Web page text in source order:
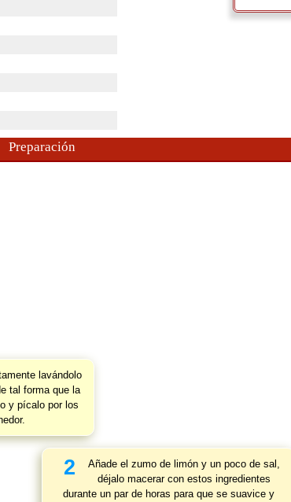
Preparación
lavándolo
tal forma que la
y pícalo por los
2
Añade el zumo de limón y un poco de sal,
déjalo macerar con estos ingredientes
durante un par de horas para que se suavice y